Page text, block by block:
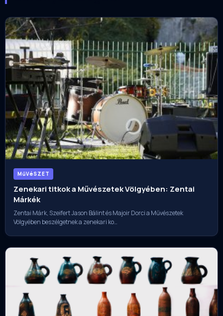
MűVéSZET
Zenekari titkok a Művészetek Völgyében: Zentai
Márkék
Zentai Márk, Szeifert Jason Bálint és Majoir Dorci a Művészetek
Völgyében beszélgetnek a zenekari ko…